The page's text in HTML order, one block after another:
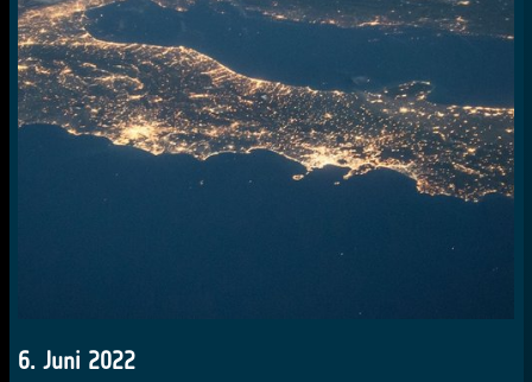
6. Juni 2022